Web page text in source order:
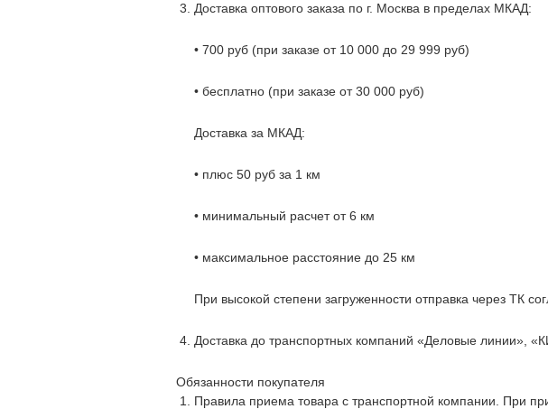
Доставка оптового заказа по г. Москва в пределах МКАД:
• 700 руб (при заказе от 10 000 до 29 999 руб)
• бесплатно (при заказе от 30 000 руб)
Доставка за МКАД:
• плюс 50 руб за 1 км
• минимальный расчет от 6 км
• максимальное расстояние до 25 км
При высокой степени загруженности отправка через ТК
Доставка до транспортных компаний «Деловые линии»,
Обязанности покупателя
Правила приема товара с транспортной компании. При